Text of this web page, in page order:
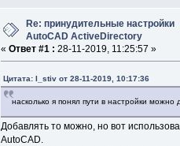
Re: принудительные настройки
AutoCAD ActiveDirectory
« Ответ #1 : 28-11-2019, 11:25:57 »
Цитата: I_stiv от 28-11-2019, 10:17:36
насколько я понял пути в настройки можно
Добавлять то можно, но вот
AutoCAD.